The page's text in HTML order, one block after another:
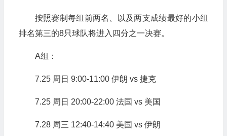
按照赛制每组前两名、以及两支成绩最好的小组
排名第三的8只球队将进入四分之一决赛。
A组：
7.25 周日 9:00-11:00 伊朗 vs 捷克
7.25 周日 20:00-22:00 法国 vs 美国
7.28 周三 12:40-14:40 美国 vs 伊朗